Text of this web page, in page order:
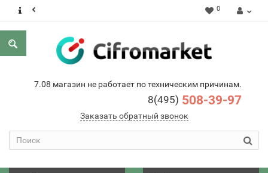
0
7.08 магазин не работает по техническим причинам.
8(495) 508-39-97
Заказать обратный звонок